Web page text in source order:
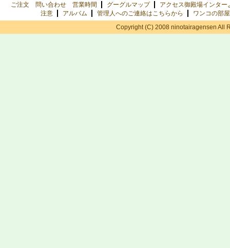
ご注文 問い合わせ 営業時間
グーグルマップ
アクセス御殿場インター
注意
アルバム 管理人へのご連絡はこちらから
ワンコの部屋
Copyright (C) 2008 ninotairagensen All